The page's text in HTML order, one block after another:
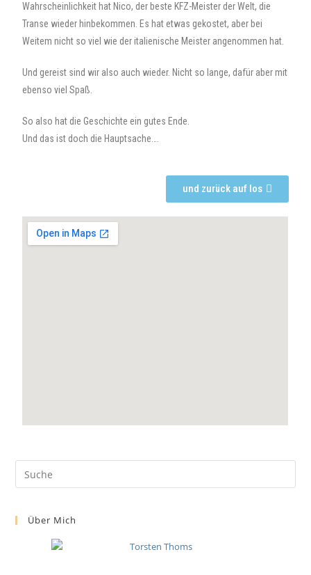
Wahrscheinlichkeit hat Nico, der beste KFZ-Meister der Welt, die
Transe wieder hinbekommen. Es hat etwas gekostet, aber bei
Weitem nicht so viel wie der italienische Meister angenommen hat.
Und gereist sind wir also auch wieder. Nicht so lange, dafür aber mit
ebenso viel Spaß.
So also hat die Geschichte ein gutes Ende.
Und das ist doch die Hauptsache….
und zurück auf los
Über Mich